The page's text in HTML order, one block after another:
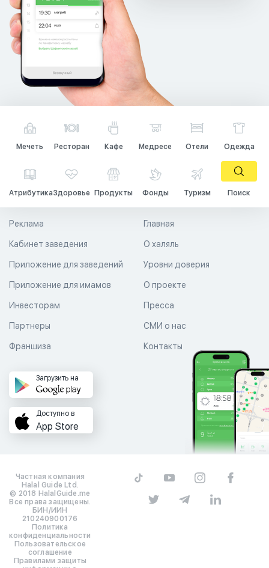
Мечеть Ресторан Кафе Медресе Отели Одежда
АтрибутикаЗдоровье Продукты Фонды Туризм Поиск
Главная
О халяль
Уровни доверия
Реклама
Кабинет заведения
Приложение для заведений
Приложение для имамов О проекте
Пресса
СМИ о нас
Контакты
Инвесторам
Партнеры
Франшиза
Загрузить на
Доступно в
App Store
Частная компания
Halal Guide Ltd.
© 2018 HalalGuide.me
Все права защищены.
БИН/ИИН
210240900176
Политика
конфиденциальности
Пользовательское
соглашение
Правилами защиты